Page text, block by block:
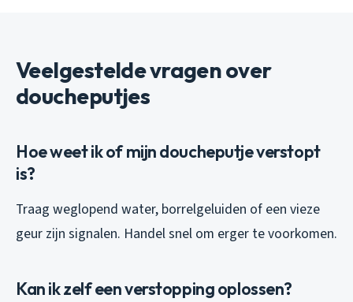
Veelgestelde vragen over
doucheputjes
Hoe weet ik of mijn doucheputje verstopt
is?
Traag weglopend water, borrelgeluiden of een vieze
geur zijn signalen. Handel snel om erger te voorkomen.
Kan ik zelf een verstopping oplossen?